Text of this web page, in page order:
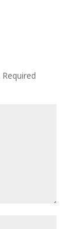
Required